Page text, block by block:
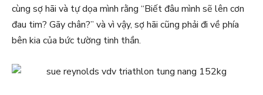
cùng sợ hãi và tự dọa mình rằng “Biết đâu mình sẽ lên cơn
đau tim? Gãy chân?” và vì vậy, sợ hãi cũng phải đi về phía
bên kia của bức tường tinh thần.